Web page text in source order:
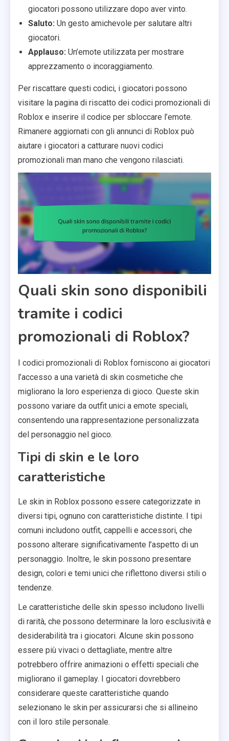
giocatori possono utilizzare dopo aver vinto.
Saluto: Un gesto amichevole per salutare altri
giocatori.
Applauso: Un’emote utilizzata per mostrare
apprezzamento o incoraggiamento.
Per riscattare questi codici, i giocatori possono
visitare la pagina di riscatto dei codici promozionali di
Roblox e inserire il codice per sbloccare l’emote.
Rimanere aggiornati con gli annunci di Roblox può
aiutare i giocatori a catturare nuovi codici
promozionali man mano che vengono rilasciati.
Quali skin sono disponibili
tramite i codici
promozionali di Roblox?
I codici promozionali di Roblox forniscono ai giocatori
l’accesso a una varietà di skin cosmetiche che
migliorano la loro esperienza di gioco. Queste skin
possono variare da outfit unici a emote speciali,
consentendo una rappresentazione personalizzata
del personaggio nel gioco.
Tipi di skin e le loro
caratteristiche
Le skin in Roblox possono essere categorizzate in
diversi tipi, ognuno con caratteristiche distinte. I tipi
comuni includono outfit, cappelli e accessori, che
possono alterare significativamente l’aspetto di un
personaggio. Inoltre, le skin possono presentare
design, colori e temi unici che riflettono diversi stili o
tendenze.
Le caratteristiche delle skin spesso includono livelli
di rarità, che possono determinare la loro esclusività e
desiderabilità tra i giocatori. Alcune skin possono
essere più vivaci o dettagliate, mentre altre
potrebbero offrire animazioni o effetti speciali che
migliorano il gameplay. I giocatori dovrebbero
considerare queste caratteristiche quando
selezionano le skin per assicurarsi che si allineino
con il loro stile personale.